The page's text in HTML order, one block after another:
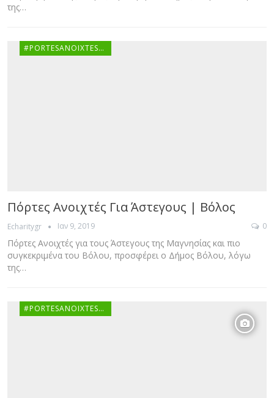
της…
#PORTESANOIXTESGR
Πόρτες Ανοιχτές Για Άστεγους | Βόλος
Echaritygr Ιαν 9, 2019 0
Πόρτες Ανοιχτές για τους Άστεγους της Μαγνησίας και πιο
συγκεκριμένα του Βόλου, προσφέρει ο Δήμος Βόλου, λόγω
της…
#PORTESANOIXTESGR